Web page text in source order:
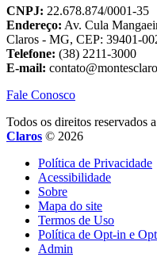
CNPJ: 22.678.874/0001-35
Endereço: Av. Cula
Claros - MG, CEP: 39401-
Telefone: (38) 2211-3000
E-mail:
Fale Conosco
Todos os direitos reservados a
Claros © 2026
Política de Privacidade
Acessibilidade
Sobre
Mapa do site
Termos de Uso
Política de Opt-in e
Admin